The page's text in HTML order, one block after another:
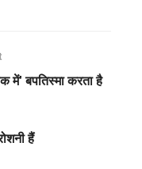
में' बपतिस्मा करता है
हैं